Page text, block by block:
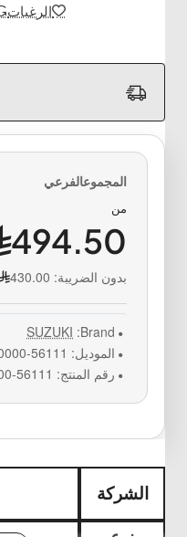
الرغبات
من
494.50
بدون الضريبة: 430.00
Brand:
SUZUKI
الموديل: 56111-14J00-0000
رقم المنتج: 56111-14J00-0000
الشركة